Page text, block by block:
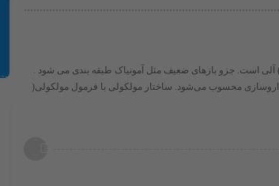
متیل آمین (Methylamine) ساده‌ترین آمین اولیه (primary amine) آلی است. جزو بازهای ضعیف مثل آمونیاک طبقه بندی می شود .
محسوب می‌شود. ساختار مولکولی با فرمول مولکولی​(